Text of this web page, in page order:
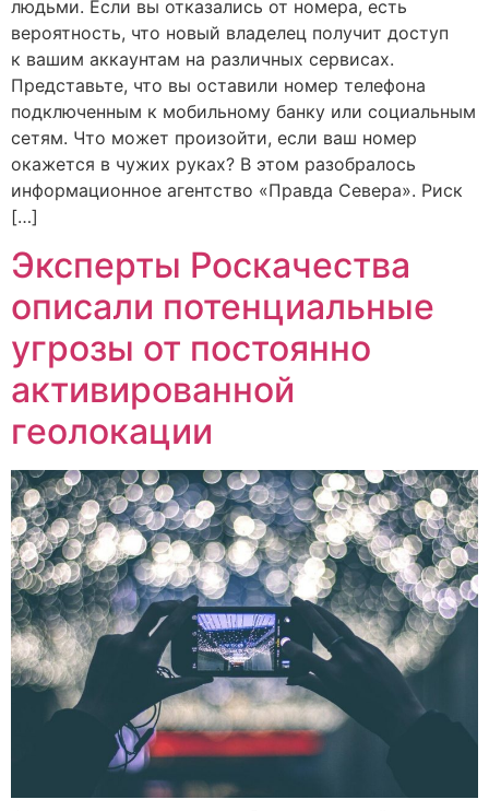
людьми. Если вы отказались от номера, есть
вероятность, что новый владелец получит доступ
к вашим аккаунтам на различных сервисах.
Представьте, что вы оставили номер телефона
подключенным к мобильному банку или социальным
сетям. Что может произойти, если ваш номер
окажется в чужих руках? В этом разобралось
информационное агентство «Правда Севера». Риск
[…]
Эксперты Роскачества
описали потенциальные
угрозы от постоянно
активированной
геолокации